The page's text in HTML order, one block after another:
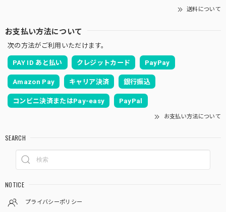
送料について
お支払い方法について
次の方法がご利用いただけます。
PAY ID あと払い クレジットカード PayPay
Amazon Pay キャリア決済 銀行振込
コンビニ決済またはPay-easy PayPal
お支払い方法について
SEARCH
NOTICE
プライバシーポリシー